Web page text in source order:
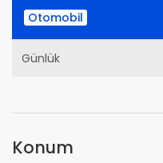
Otomobil
Günlük
Konum